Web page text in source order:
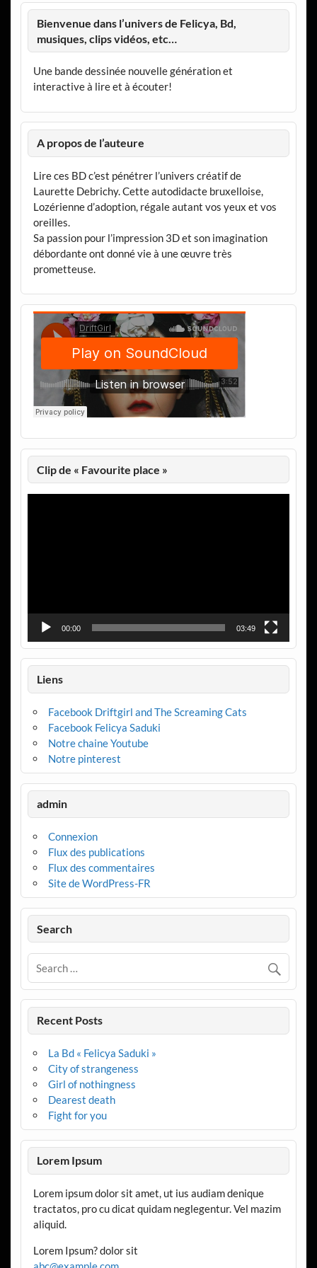
Bienvenue dans l’univers de Felicya, Bd,
musiques, clips vidéos, etc…
Une bande dessinée nouvelle génération et
interactive à lire et à écouter!
A propos de l’auteure
Lire ces BD c’est pénétrer l’univers créatif de
Laurette Debrichy. Cette autodidacte bruxelloise,
Lozérienne d’adoption, régale autant vos yeux et vos
oreilles.
Sa passion pour l’impression 3D et son imagination
débordante ont donné vie à une œuvre très
prometteuse.
Clip de « Favourite place »
00:00 03:49
Liens
Facebook Driftgirl and The Screaming Cats
Facebook Felicya Saduki
Notre chaine Youtube
Notre pinterest
admin
Connexion
Flux des publications
Flux des commentaires
Site de WordPress-FR
Search
Recent Posts
La Bd « Felicya Saduki »
City of strangeness
Girl of nothingness
Dearest death
Fight for you
Lorem Ipsum
Lorem ipsum dolor sit amet, ut ius audiam denique
tractatos, pro cu dicat quidam neglegentur. Vel mazim
aliquid.
Lorem Ipsum? dolor sit